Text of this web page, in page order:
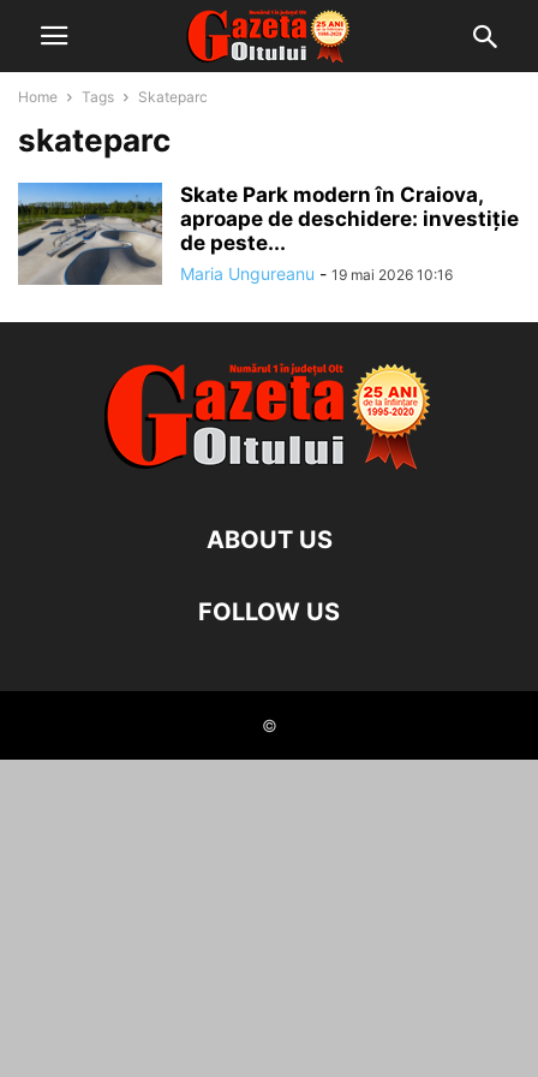
Home Tags Skateparc
skateparc
Skate Park modern în Craiova,
aproape de deschidere: investiție
de peste...
Maria Ungureanu - 19 mai 2026 10:16
ABOUT US
FOLLOW US
©